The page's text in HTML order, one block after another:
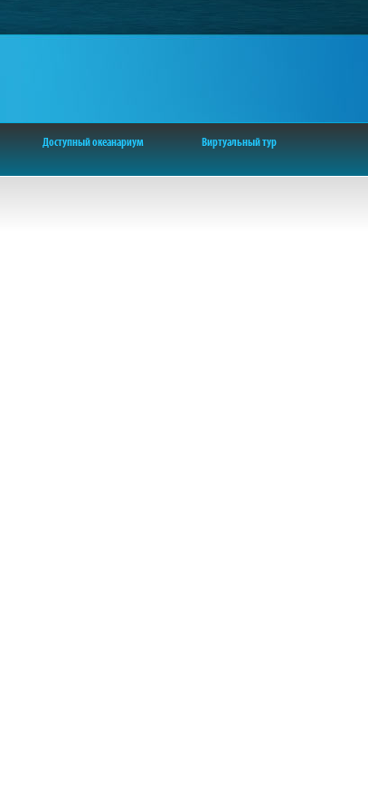
Доступный океанариум Виртуальный тур